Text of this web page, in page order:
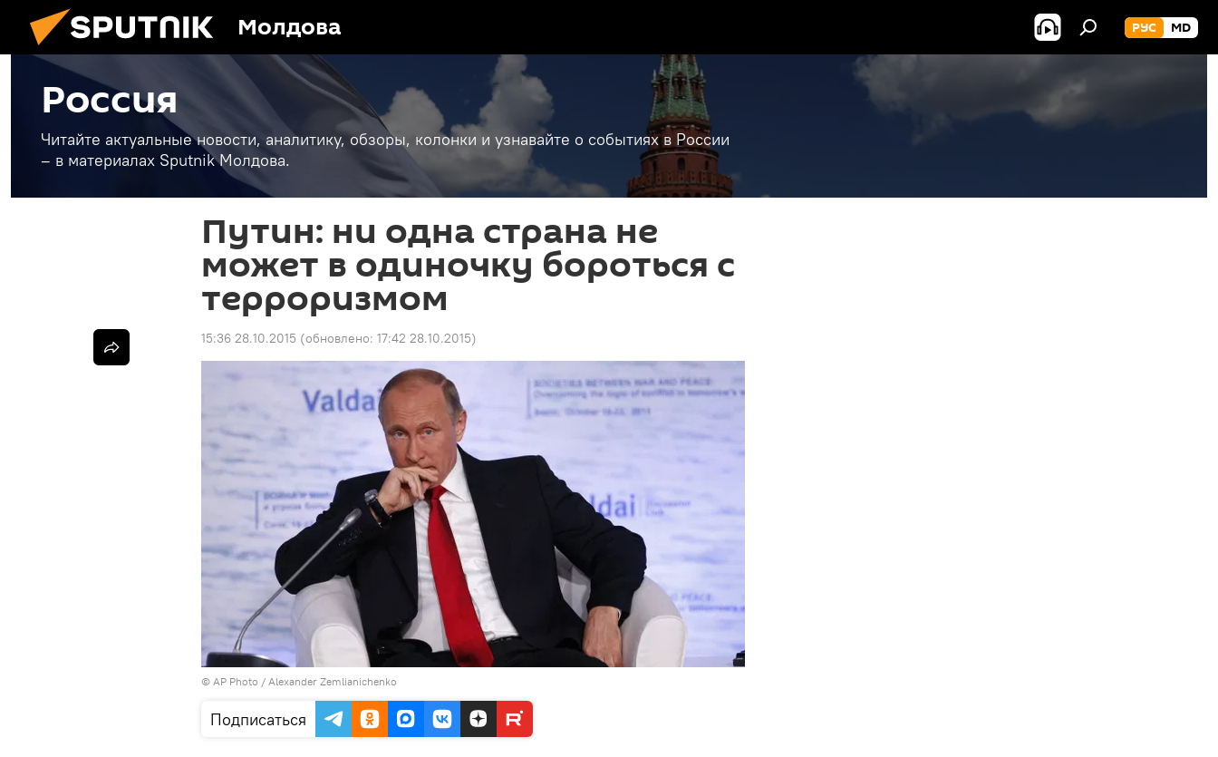
Молдова РУС MD
Россия
Читайте актуальные новости, аналитику, обзоры, колонки и узнавайте о событиях в России
– в материалах Sputnik Молдова.
Путин: ни одна страна не
может в одиночку бороться с
терроризмом
15:36 28.10.2015 (обновлено: 17:42 28.10.2015)
© AP Photo / Alexander Zemlianichenko
Подписаться